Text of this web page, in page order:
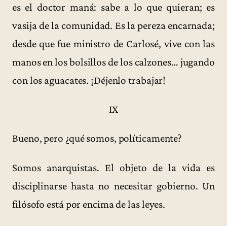
es el doctor maná: sabe a lo que quieran; es
vasija de la comunidad. Es la pereza encarnada;
desde que fue ministro de Carlosé, vive con las
manos en los bolsillos de los calzones… jugando
con los aguacates. ¡Déjenlo trabajar!
IX
Bueno, pero ¿qué somos, políticamente?
Somos anarquistas. El objeto de la vida es
disciplinarse hasta no necesitar gobierno. Un
filósofo está por encima de las leyes.